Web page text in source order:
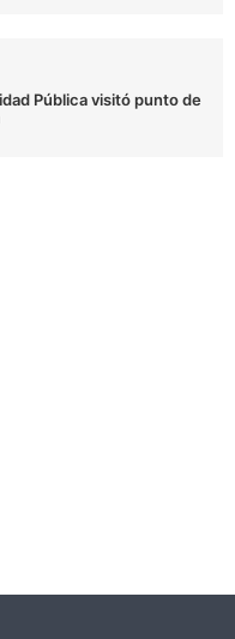
Pública visitó punto de